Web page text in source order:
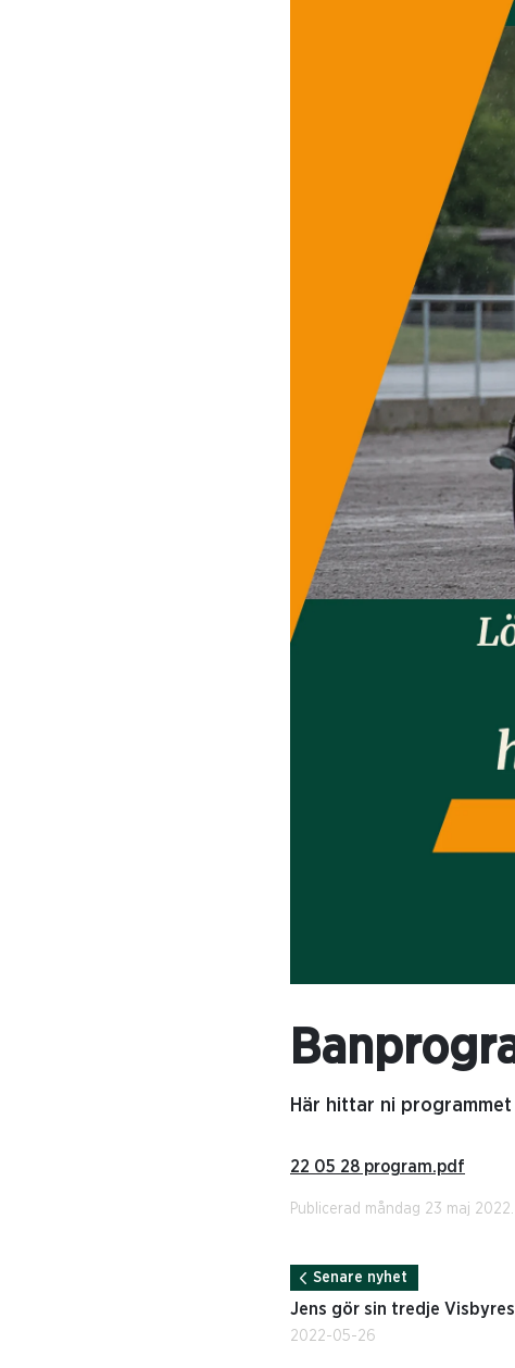
Här hittar ni
22 05 28 program.pdf
Publicerad måndag 23 maj 2022.
Senare nyhet
Jens gör sin tredje
2022-05-26